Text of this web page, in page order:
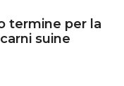
termine per la
suine